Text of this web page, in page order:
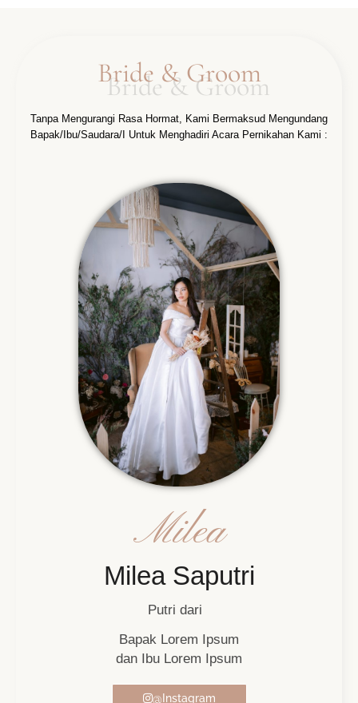
Bride & Groom
Tanpa Mengurangi Rasa Hormat, Kami Bermaksud Mengundang
Bapak/Ibu/Saudara/I Untuk Menghadiri Acara Pernikahan Kami :
Milea
Milea Saputri
Putri dari
Bapak Lorem Ipsum
dan Ibu Lorem Ipsum
@Instagram